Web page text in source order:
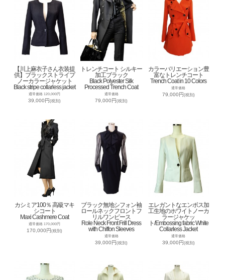
【川上麻衣子さん衣装提
供】ブラックストライプ
ノーカラージャケット
Black stripe collarless jacket
通常価格 120,000円
39,000円(税別)
トレンチコート シルキー
加工ブラック
Black Polyester Silk
Processed Trench Coat
通常価格
79,000円(税別)
カラーバリエーション豊
富なトレンチコート
Trench Coat in 10 Colors
通常価格
79,000円(税別)
カシミア100％ 高級マキ
シコート
Maxi Cashmere Coat
通常価格 170,000円
170,000円(税別)
ブラック無地シフォン袖
ロールネックフロントフ
リルワンピース
Role Neck Front Frill Dress
with Chiffon Sleeves
通常価格
39,000円(税別)
エレガントなエンボス加
工生地のホワイトノーカ
ラージャケッ
ト/Embossing fabric White
Collarless Jacket
通常価格
39,000円(税別)